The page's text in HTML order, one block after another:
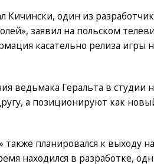
Кичински, один из
заявил на польском
касательно релиза игры
ведьмака Геральта в студии
а позиционируют как
планировался к выходу
находился в разработке,